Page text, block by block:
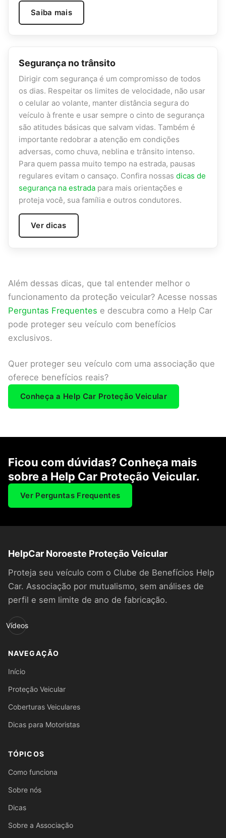
Saiba mais
Segurança no trânsito
Dirigir com segurança é um compromisso de todos
os dias. Respeitar os limites de velocidade, não usar
o celular ao volante, manter distância segura do
veículo à frente e usar sempre o cinto de segurança
são atitudes básicas que salvam vidas. Também é
importante redobrar a atenção em condições
adversas, como chuva, neblina e trânsito intenso.
Para quem passa muito tempo na estrada, pausas
regulares evitam o cansaço. Confira nossas dicas de
segurança na estrada para mais orientações e
proteja você, sua família e outros condutores.
Ver dicas
Além dessas dicas, que tal entender melhor o
funcionamento da proteção veicular? Acesse nossas
Perguntas Frequentes e descubra como a Help Car
pode proteger seu veículo com benefícios
exclusivos.
Quer proteger seu veículo com uma associação que
oferece benefícios reais?
Conheça a Help Car Proteção Veicular
Ficou com dúvidas? Conheça mais
sobre a Help Car Proteção Veicular.
Ver Perguntas Frequentes
HelpCar Noroeste Proteção Veicular
Proteja seu veículo com o Clube de Benefícios Help
Car. Associação por mutualismo, sem análises de
perfil e sem limite de ano de fabricação.
Vídeos
NAVEGAÇÃO
Início
Proteção Veicular
Coberturas Veiculares
Dicas para Motoristas
TÓPICOS
Como funciona
Sobre nós
Dicas
Sobre a Associação